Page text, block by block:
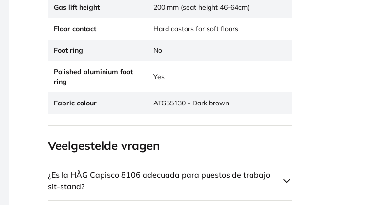
Gas lift height 200 mm (seat height 46-64cm)
Floor contact Hard castors for soft floors
Foot ring No
Polished aluminium foot
ring
Yes
Fabric colour ATG55130 - Dark brown
Veelgestelde vragen
¿Es la HÅG Capisco 8106 adecuada para puestos de trabajo
sit-stand?